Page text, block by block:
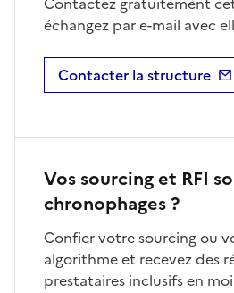
échangez par e-mail avec
Contacter la structure
Vos sourcing et RFI
chronophages ?
Confier votre sourcing ou
algorithme et recevez des
prestataires inclusifs en